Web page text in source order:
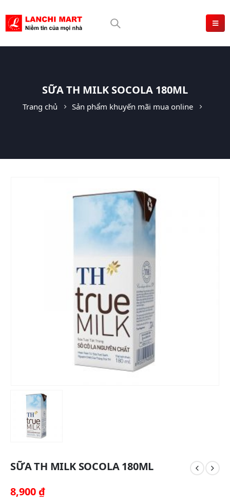
SỮA TH MILK SOCOLA 180ML
Trang chủ Sản phẩm khuyến mãi mua online
SỮA TH MILK SOCOLA 180ML
8,900 ₫